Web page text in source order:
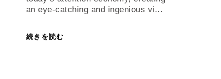
続きを読む